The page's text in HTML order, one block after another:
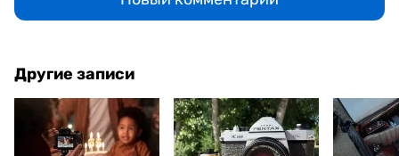
Другие записи